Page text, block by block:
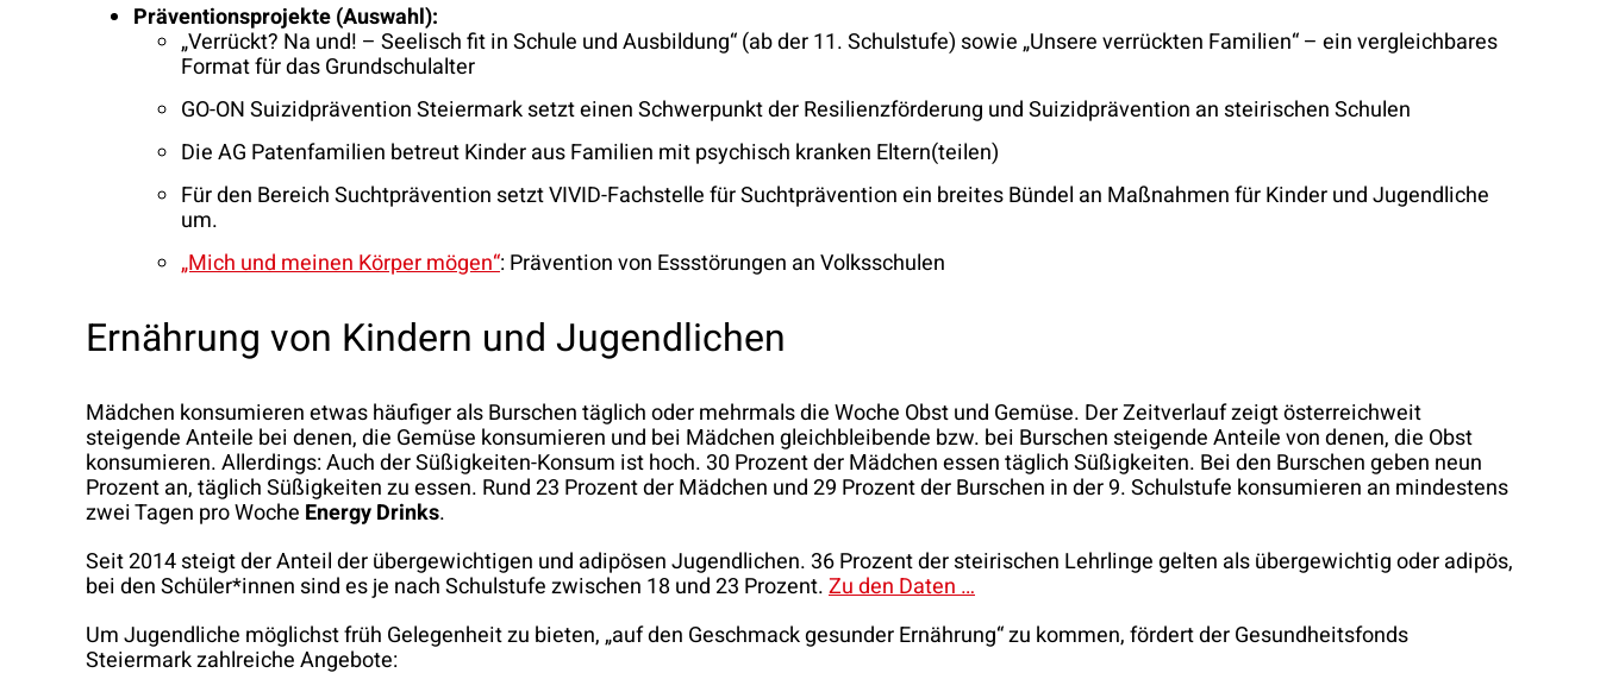
Präventionsprojekte (Auswahl):
„Verrückt? Na und! – Seelisch fit in Schule und Ausbildung“ (ab der 11. Schulstufe) sowie „Unsere verrückten Familien“ – ein vergleichbares
Format für das Grundschulalter
GO-ON Suizidprävention Steiermark setzt einen Schwerpunkt der Resilienzförderung und Suizidprävention an steirischen Schulen
Die AG Patenfamilien betreut Kinder aus Familien mit psychisch kranken Eltern(teilen)
Für den Bereich Suchtprävention setzt VIVID-Fachstelle für Suchtprävention ein breites Bündel an Maßnahmen für Kinder und Jugendliche
um.
„Mich und meinen Körper mögen“: Prävention von Essstörungen an Volksschulen
Ernährung von Kindern und Jugendlichen
Mädchen konsumieren etwas häufiger als Burschen täglich oder mehrmals die Woche Obst und Gemüse. Der Zeitverlauf zeigt österreichweit
steigende Anteile bei denen, die Gemüse konsumieren und bei Mädchen gleichbleibende bzw. bei Burschen steigende Anteile von denen, die Obst
konsumieren. Allerdings: Auch der Süßigkeiten-Konsum ist hoch. 30 Prozent der Mädchen essen täglich Süßigkeiten. Bei den Burschen geben neun
Prozent an, täglich Süßigkeiten zu essen. Rund 23 Prozent der Mädchen und 29 Prozent der Burschen in der 9. Schulstufe konsumieren an mindestens
zwei Tagen pro Woche Energy Drinks.
Seit 2014 steigt der Anteil der übergewichtigen und adipösen Jugendlichen. 36 Prozent der steirischen Lehrlinge gelten als übergewichtig oder adipös,
bei den Schüler*innen sind es je nach Schulstufe zwischen 18 und 23 Prozent.Zu den Daten …
Um Jugendliche möglichst früh Gelegenheit zu bieten, „auf den Geschmack gesunder Ernährung“ zu kommen, fördert der Gesundheitsfonds
Steiermark zahlreiche Angebote: